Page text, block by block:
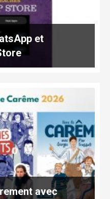
et
avec